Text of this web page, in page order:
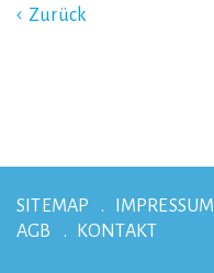
Zurück
SITEMAP IMPRESSUM
AGB
KONTAKT